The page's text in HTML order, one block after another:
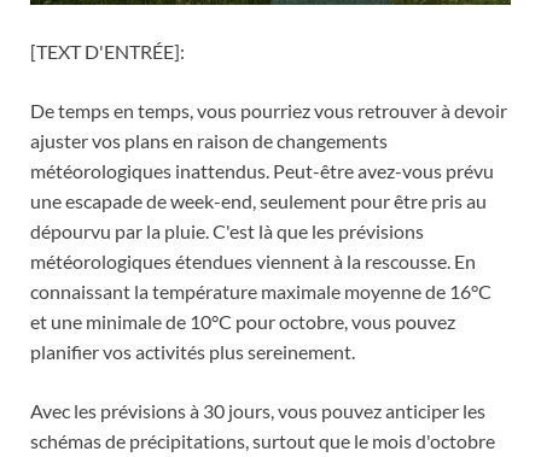
[TEXT D'ENTRÉE]:
De temps en temps, vous pourriez vous retrouver à devoir
ajuster vos plans en raison de changements
météorologiques inattendus. Peut-être avez-vous prévu
une escapade de week-end, seulement pour être pris au
dépourvu par la pluie. C'est là que les prévisions
météorologiques étendues viennent à la rescousse. En
connaissant la température maximale moyenne de 16°C
et une minimale de 10°C pour octobre, vous pouvez
planifier vos activités plus sereinement.
Avec les prévisions à 30 jours, vous pouvez anticiper les
schémas de précipitations, surtout que le mois d'octobre